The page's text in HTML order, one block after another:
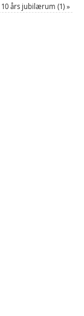
10 års jubilærum (1) »